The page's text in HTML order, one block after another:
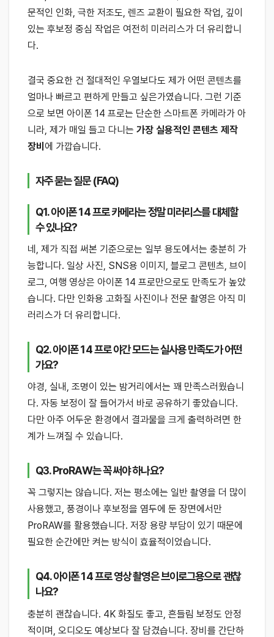
문적인 인화, 극한 저조도, 렌즈 교환이 필요한 작업, 깊이
있는 후보정 중심 작업은 여전히 미러리스가 더 유리합니
다.
결국 중요한 건 절대적인 우열보다도 제가 어떤 콘텐츠를
얼마나 빠르고 편하게 만들고 싶은가였습니다. 그런 기준
으로 보면 아이폰 14 프로는 단순한 스마트폰 카메라가 아
니라, 제가 매일 들고 다니는 가장 실용적인 콘텐츠 제작
장비 에 가깝습니다.
자주 묻는 질문 (FAQ)
Q1. 아이폰 14 프로 카메라는 정말 미러리스를 대체할
수 있나요?
네, 제가 직접 써본 기준으로는 일부 용도에서는 충분히 가
능합니다. 일상 사진, SNS용 이미지, 블로그 콘텐츠, 브이
로그, 여행 영상은 아이폰 14 프로만으로도 만족도가 높았
습니다. 다만 인화용 고화질 사진이나 전문 촬영은 아직 미
러리스가 더 유리합니다.
Q2. 아이폰 14 프로 야간 모드는 실사용 만족도가 어떤
가요?
야경, 실내, 조명이 있는 밤거리에서는 꽤 만족스러웠습니
다. 자동 보정이 잘 들어가서 바로 공유하기 좋았습니다.
다만 아주 어두운 환경에서 결과물을 크게 출력하려면 한
계가 느껴질 수 있습니다.
Q3. ProRAW는 꼭 써야 하나요?
꼭 그렇지는 않습니다. 저는 평소에는 일반 촬영을 더 많이
사용했고, 풍경이나 후보정을 염두에 둔 장면에서만
ProRAW를 활용했습니다. 저장 용량 부담이 있기 때문에
필요한 순간에만 켜는 방식이 효율적이었습니다.
Q4. 아이폰 14 프로 영상 촬영은 브이로그용으로 괜찮
나요?
충분히 괜찮습니다. 4K 화질도 좋고, 흔들림 보정도 안정
적이며, 오디오도 예상보다 잘 담겼습니다. 장비를 간단하